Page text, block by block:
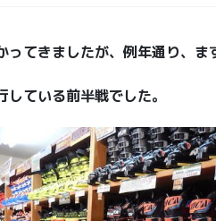
ってきましたが、例年通り、ま
ている前半戦でした。